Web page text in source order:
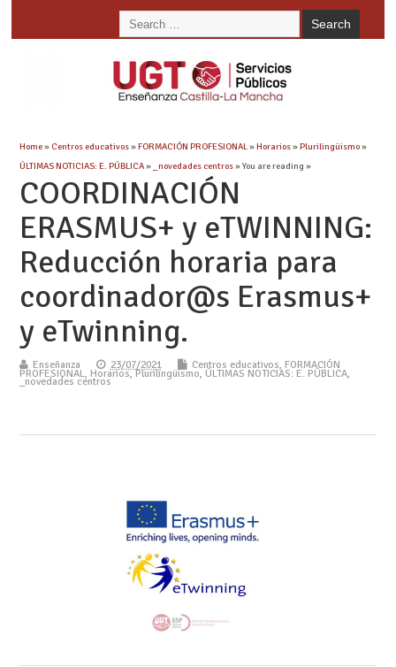
Home» Centros educativos»FORMACIÓN PROFESIONAL»Horarios»Plurilingüismo»
ÚLTIMAS NOTICIAS: E. PÚBLICA» _novedades centros» You are reading »
COORDINACIÓN
ERASMUS+ y eTWINNING:
Reducción horaria para
coordinador@s Erasmus+
y eTwinning.
Enseñanza 23/07/2021 Centros educativos, FORMACIÓN
PROFESIONAL, Horarios,Plurilingüismo, ÚLTIMAS NOTICIAS: E. PÚBLICA,
_novedades centros